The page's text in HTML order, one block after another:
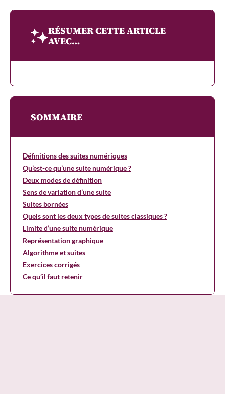
RÉSUMER CETTE ARTICLE
AVEC…
SOMMAIRE
Définitions des suites numériques
Qu’est-ce qu’une suite numérique ?
Deux modes de définition
Sens de variation d’une suite
Suites bornées
Quels sont les deux types de suites classiques ?
Limite d’une suite numérique
Représentation graphique
Algorithme et suites
Exercices corrigés
Ce qu’il faut retenir